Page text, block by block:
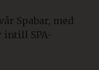
Spabar, med
intill SPA-